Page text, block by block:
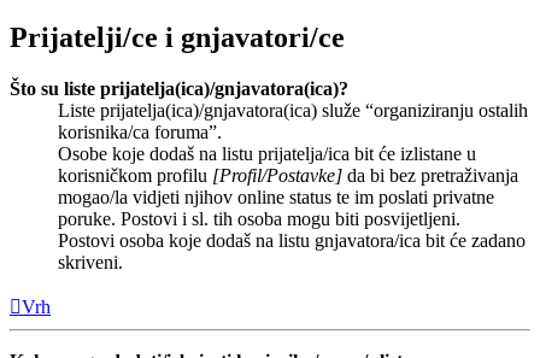
Prijatelji/ce i gnjavatori/ce
Što su liste prijatelja(ica)/gnjavatora(ica)?
Liste prijatelja(ica)/gnjavatora(ica) služe “organiziranju ostalih
korisnika/ca foruma”.
Osobe koje dodaš na listu prijatelja/ica bit će izlistane u
korisničkom profilu [Profil/Postavke] da bi bez pretraživanja
mogao/la vidjeti njihov online status te im poslati privatne
poruke. Postovi i sl. tih osoba mogu biti posvijetljeni.
Postovi osoba koje dodaš na listu gnjavatora/ica bit će zadano
skriveni.
Vrh